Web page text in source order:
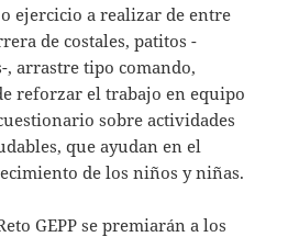
ejercicio a realizar de entre
de costales, patitos -
arrastre tipo comando,
reforzar el trabajo en equipo
sobre actividades
que ayudan en el
de los niños y niñas.
GEPP se premiarán a los